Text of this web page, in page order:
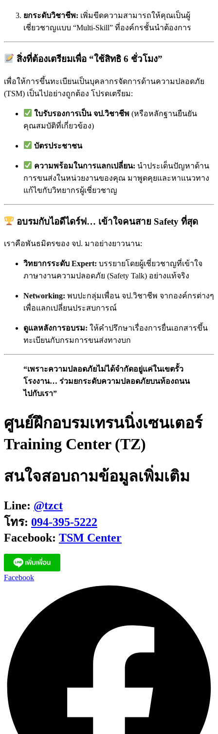
ยกระดับวิชาชีพ: เพิ่มขีดความสามารถให้คุณเป็นผู้
เชี่ยวชาญแบบ “Multi-Skill” ที่องค์กรชั้นนำต้องการ
สิ่งที่ต้องเตรียมเพื่อ “ใช้สิทธิ 6 ชั่วโมง”
เพื่อให้การขึ้นทะเบียนเป็นบุคลากรจัดการด้านความปลอดภัย
(TSM) เป็นไปอย่างถูกต้อง โปรดเตรียม:
ใบรับรองการเป็น จป.วิชาชีพ (หรือหลักฐานยืนยัน
คุณสมบัติที่เกี่ยวข้อง)
บัตรประชาชน
ความพร้อมในการแลกเปลี่ยน: นำประเด็นปัญหาด้าน
การขนส่งในหน่วยงานของคุณ มาพูดคุยและหาแนวทาง
แก้ไขกับวิทยากรผู้เชี่ยวชาญ
อบรมกับไอดีไดร์ฟ… เข้าใจคนสาย Safety ที่สุด
เราคือพันธมิตรของ จป. มาอย่างยาวนาน:
วิทยากรระดับ Expert: บรรยายโดยผู้เชี่ยวชาญที่เข้าใจ
ภาษางานความปลอดภัย (Safety Talk) อย่างแท้จริง
Networking: พบปะกลุ่มเพื่อน จป.วิชาชีพ จากองค์กรต่างๆ
เพื่อแลกเปลี่ยนประสบการณ์
ดูแลหลังการอบรม: ให้คำปรึกษาเรื่องการยื่นเอกสารขึ้น
ทะเบียนกับกรมการขนส่งทางบก
“เพราะความปลอดภัยไม่ได้จำกัดอยู่แค่ในเขตรั้ว
โรงงาน… ร่วมยกระดับความปลอดภัยบนท้องถนน
ไปกับเรา”
ศูนย์ฝึกอบรมเทรนนิ่งเซนเตอร์
Training Center (TZ)
สนใจสอบถามข้อมูลเพิ่มเติม
Line: @tzct
โทร: 094-395-5222
Facebook: TSM Center
Facebook